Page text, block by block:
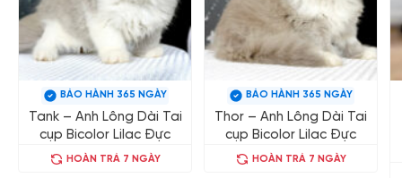
BẢO HÀNH 365 NGÀY
Tank – Anh Lông Dài Tai
cụp Bicolor Lilac Đực
HOÀN TRẢ 7 NGÀY
BẢO HÀNH 365 NGÀY
Thor – Anh Lông Dài Tai
cụp Bicolor Lilac Đực
HOÀN TRẢ 7 NGÀY